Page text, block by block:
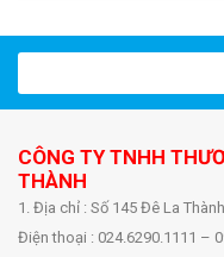
CÔNG TY TNHH
THÀNH
1. Địa chỉ : Số 145 Đê La
Điện thoại : 024.6290.1111 –